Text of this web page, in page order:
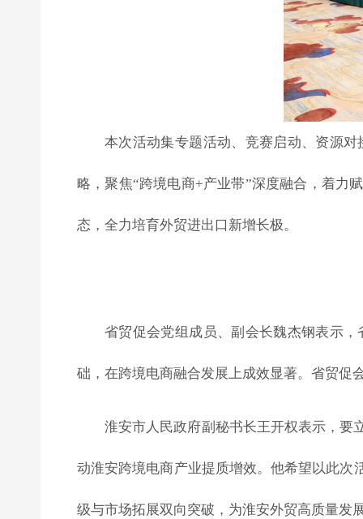
本次活动集专题活动、竞赛启动、资源
略，聚焦“跨境电商+产业带”深度融合，着力
态，全力培育外贸进出口新增长极。
省贸促会党组成员、副会长魏杰钢表示
础，在跨境电商融合发展上成效显著。省贸促
淮安市人民政府副秘书长王开权表示，要
动淮安跨境电商产业提质增效。他希望以此次
级与市场拓展双向突破，为淮安外贸高质量发